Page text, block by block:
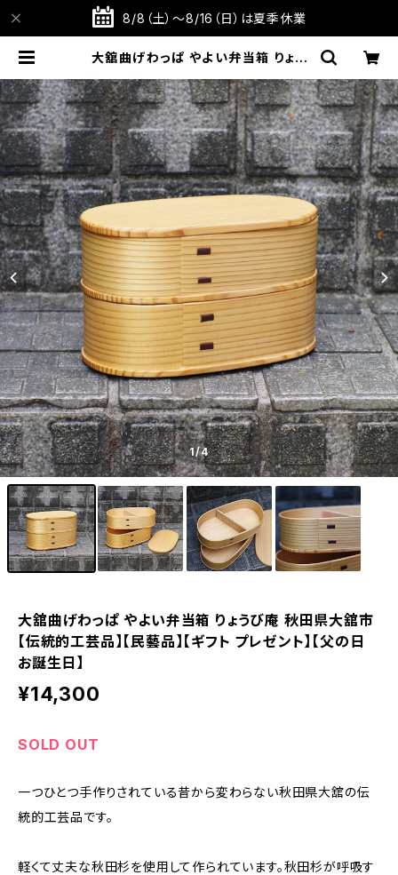
8/8（土）～8/16（日）は夏季休業
大舘曲げわっぱ やよい弁当箱 りょう
【民藝品】【ギフト プレゼント】【父の日
お誕生日】 | TABITOTE STORE 旅
と手仕事の店
1/4
大舘曲げわっぱ やよい弁当箱 りょうび庵 秋田県大舘市
【伝統的工芸品】【民藝品】【ギフト プレゼント】【父の日
お誕生日】
¥14,300
SOLD OUT
一つひとつ手作りされている昔から変わらない秋田県大舘の伝
統的工芸品です。
軽くて丈夫な秋田杉を使用して作られています。秋田杉が呼吸す